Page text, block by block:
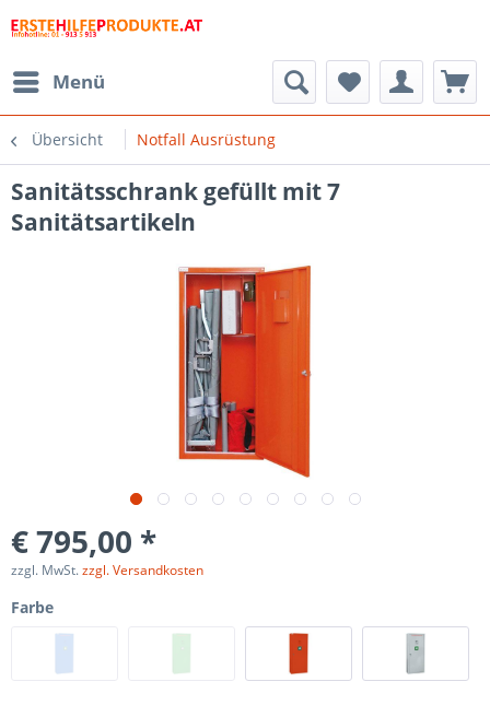
Menü
Übersicht Notfall Ausrüstung
Sanitätsschrank gefüllt mit 7
Sanitätsartikeln
€ 795,00 *
zzgl. MwSt.zzgl. Versandkosten
Farbe